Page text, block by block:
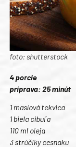
foto: shutterstock
4 porcie
príprava: 25 minút
1 maslová tekvica
1 biela cibuľa
110 ml oleja
3 strúčiky cesnaku